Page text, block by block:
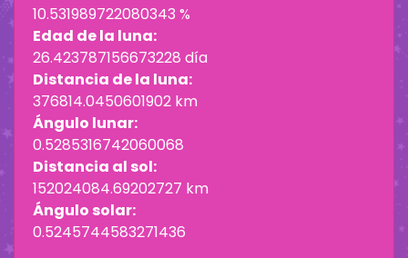
10.531989722080343 %
Edad de la luna:
26.423787156673228 día
Distancia de la luna:
376814.0450601902 km
Ángulo lunar:
0.5285316742060068
Distancia al sol:
152024084.69202727 km
Ángulo solar:
0.5245744583271436